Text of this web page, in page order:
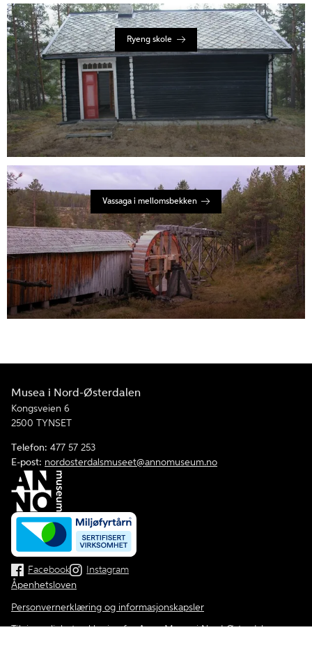
Ryeng skole
Vassaga i mellomsbekken
Musea i Nord-Østerdalen
Kongsveien 6
2500 TYNSET
Telefon: 477 57 253
E-post: nordosterdalsmuseet@annomuseum.no
Facebook
Instagram
Åpenhetsloven
Personvernerklæring og informasjonskapsler
Tilgjengelighetserklæring for Anno Musea i Nord-Østerdalen